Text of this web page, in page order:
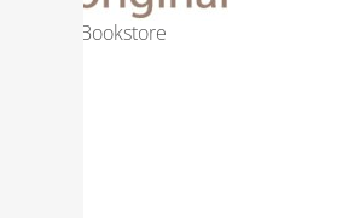
Online Art Bookstore